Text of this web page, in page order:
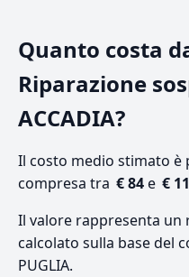
Quanto costa
Riparazione
ACCADIA?
Il costo medio stimato è
compresa tra € 84e €
Il valore rappresenta
calcolato sulla base del
PUGLIA.